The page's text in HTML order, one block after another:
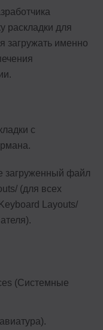
раскладки для
загружать именно
с
загруженный файл
(для всех
Layouts/
(Системные